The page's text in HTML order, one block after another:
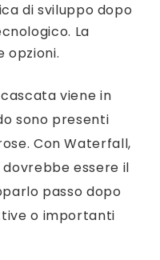
di sviluppo dopo
La
opzioni.
viene in
sono presenti
Con Waterfall,
essere il
passo dopo
o importanti